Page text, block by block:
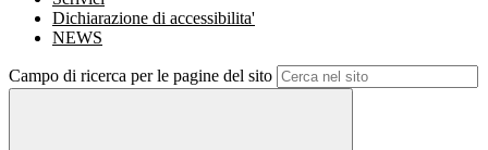
Dichiarazione di accessibilita'
NEWS
Campo di ricerca per le pagine del sito